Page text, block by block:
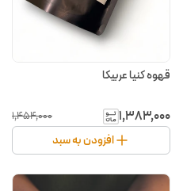
قهوه کنیا عربیکا
۱٬۳۸۳٬۰۰۰ ۱٬۴۵۴٬۰۰۰
افزودن به سبد